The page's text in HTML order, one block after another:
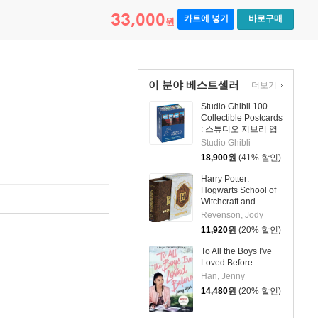
33,000원 카트에 넣기 바로구매
이 분야 베스트셀러
Studio Ghibli 100
Collectible Postcards
: 스튜디오 지브리 엽
서 100장 세트 (소장
용 포스트 카드 박스
세트)
Studio Ghibli
18,900원 (41% 할인)
Harry Potter:
Hogwarts School of
Witchcraft and
Wizardry (Tiny Book)
Revenson, Jody
11,920원 (20% 할인)
To All the Boys I've
Loved Before
Han, Jenny
14,480원 (20% 할인)
더보기